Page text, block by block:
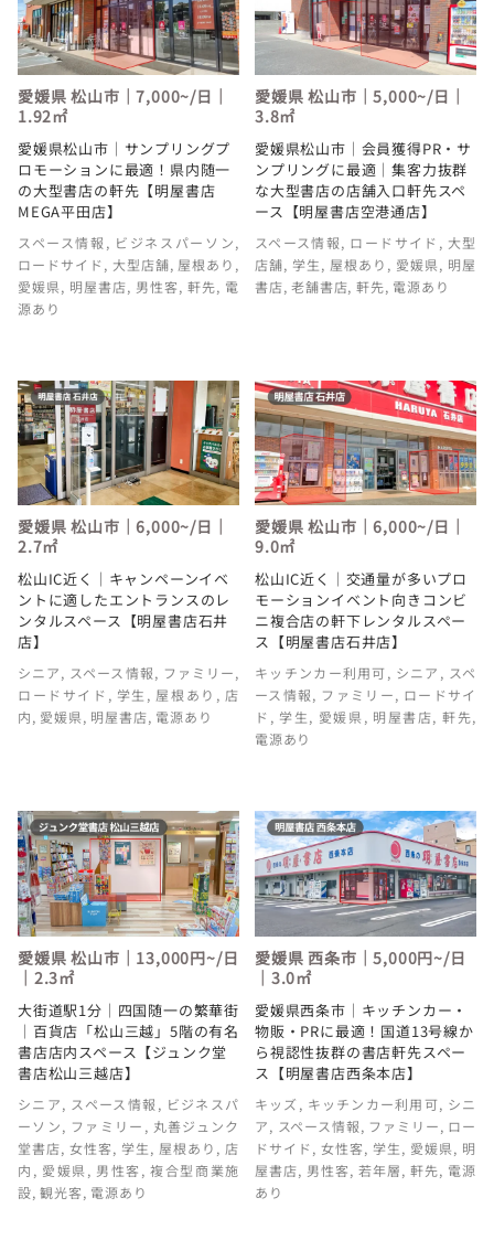
愛媛県 松山市｜7,000~/日｜
1.92㎡
愛媛県松山市｜サンプリングプ
ロモーションに最適！県内随一
の大型書店の軒先【明屋書店
MEGA平田店】
スペース情報 , ビジネスパーソン,
ロードサイド, 大型店舗, 屋根あり ,
愛媛県, 明屋書店, 男性客,軒先, 電
源あり
愛媛県 松山市｜5,000~/日｜
3.8㎡
愛媛県松山市｜会員獲得PR・サ
ンプリングに最適｜集客力抜群
な大型書店の店舗入口軒先スペ
ース【明屋書店空港通店】
スペース情報, ロードサイド , 大型
店舗, 学生, 屋根あり , 愛媛県, 明屋
書店,老舗書店,軒先, 電源あり
愛媛県 松山市｜6,000~/日｜
2.7㎡
松山IC近く｜キャンペーンイベ
ントに適したエントランスのレ
ンタルスペース【明屋書店石井
店】
シニア, スペース情報, ファミリー,
ロードサイド , 学生 , 屋根あり , 店
内, 愛媛県, 明屋書店, 電源あり
愛媛県 松山市｜6,000~/日｜
9.0㎡
松山IC近く｜交通量が多いプロ
モーションイベント向きコンビ
ニ複合店の軒下レンタルスペー
ス【明屋書店石井店】
キッチンカー利用可, シニア , スペ
ース情報, ファミリー, ロードサイ
ド , 学生, 愛媛県, 明屋書店, 軒先,
電源あり
愛媛県 松山市｜13,000円~/日
｜2.3㎡
大街道駅1分｜四国随一の繁華街
｜百貨店「松山三越」5階の有名
書店店内スペース【ジュンク堂
書店松山三越店】
シニア, スペース情報 , ビジネスパ
ーソン, ファミリー , 丸善ジュンク
堂書店,女性客, 学生, 屋根あり , 店
内 , 愛媛県, 男性客 ,複合型商業施
設,観光客, 電源あり
愛媛県 西条市｜5,000円~/日
｜3.0㎡
愛媛県西条市｜キッチンカー・
物販・PRに最適！国道13号線か
ら視認性抜群の書店軒先スペー
ス【明屋書店西条本店】
キッズ, キッチンカー利用可, シニ
ア, スペース情報, ファミリー, ロー
ドサイド,女性客, 学生, 愛媛県, 明
屋書店, 男性客,若年層,軒先, 電源
あり